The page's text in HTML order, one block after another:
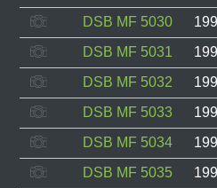
DSB MF 5030
DSB MF 5031
DSB MF 5032
DSB MF 5033
DSB MF 5034
DSB MF 5035